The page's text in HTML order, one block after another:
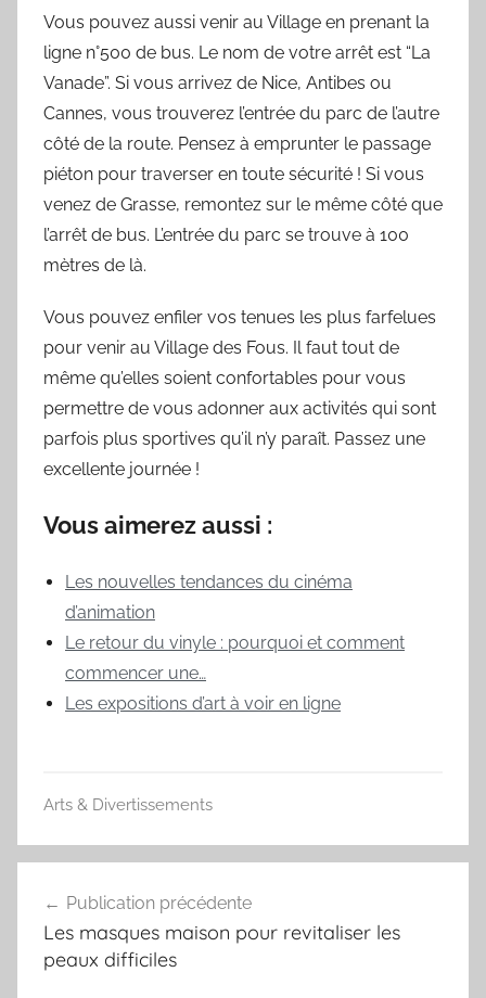
Vous pouvez aussi venir au Village en prenant la
ligne n°500 de bus. Le nom de votre arrêt est “La
Vanade”. Si vous arrivez de Nice, Antibes ou
Cannes, vous trouverez l’entrée du parc de l’autre
côté de la route. Pensez à emprunter le passage
piéton pour traverser en toute sécurité ! Si vous
venez de Grasse, remontez sur le même côté que
l’arrêt de bus. L’entrée du parc se trouve à 100
mètres de là.
Vous pouvez enfiler vos tenues les plus farfelues
pour venir au Village des Fous. Il faut tout de
même qu’elles soient confortables pour vous
permettre de vous adonner aux activités qui sont
parfois plus sportives qu’il n’y paraît. Passez une
excellente journée !
Vous aimerez aussi :
Les nouvelles tendances du cinéma
d’animation
Le retour du vinyle : pourquoi et comment
commencer une…
Les expositions d’art à voir en ligne
Arts & Divertissements
de
l’article
Publication précédente
Les masques maison pour revitaliser les
peaux difficiles